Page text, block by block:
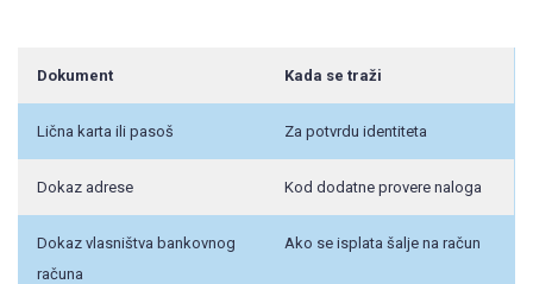
Dokument Kada se traži
Lična karta ili pasoš Za potvrdu identiteta
Dokaz adrese Kod dodatne provere naloga
Dokaz vlasništva bankovnog
računa
Ako se isplata šalje na račun